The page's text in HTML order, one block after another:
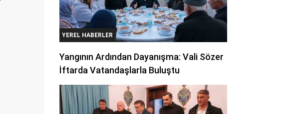
YEREL HABERLER
Yangının Ardından Dayanışma: Vali Sözer
İftarda Vatandaşlarla Buluştu